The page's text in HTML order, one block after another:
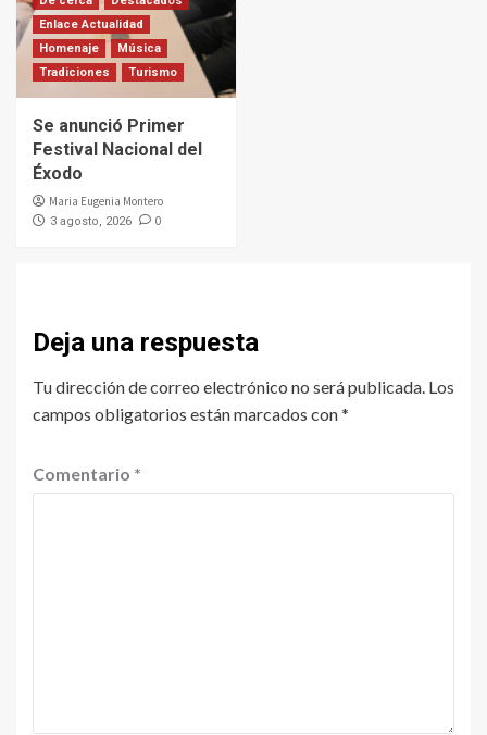
Enlace Actualidad
Homenaje
Música
Tradiciones
Turismo
Se anunció Primer
Festival Nacional del
Éxodo
Maria Eugenia Montero
3 agosto, 2026 0
Deja una respuesta
Tu dirección de correo electrónico no será publicada. Los
campos obligatorios están marcados con*
Comentario *